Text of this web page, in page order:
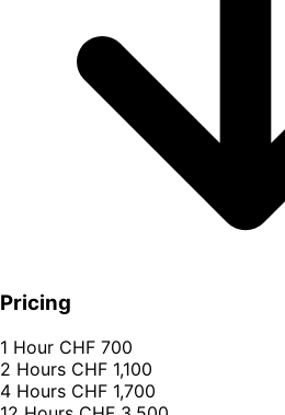
Pricing
1 Hour CHF 700
2 Hours CHF 1,100
4 Hours CHF 1,700